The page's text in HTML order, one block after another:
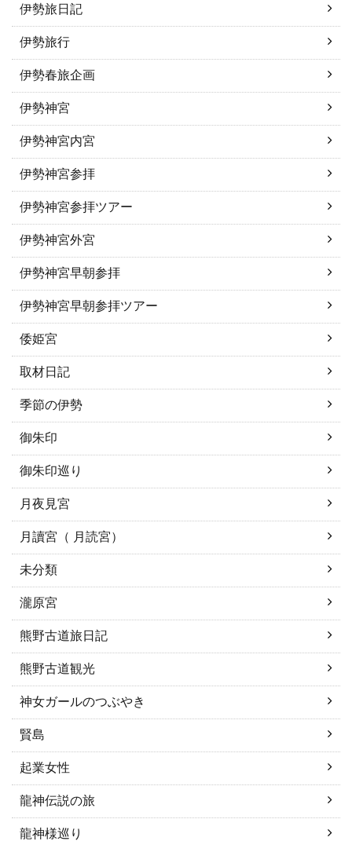
伊勢旅日記
伊勢旅行
伊勢春旅企画
伊勢神宮
伊勢神宮内宮
伊勢神宮参拝
伊勢神宮参拝ツアー
伊勢神宮外宮
伊勢神宮早朝参拝
伊勢神宮早朝参拝ツアー
倭姫宮
取材日記
季節の伊勢
御朱印
御朱印巡り
月夜見宮
月讀宮（ 月読宮）
未分類
瀧原宮
熊野古道旅日記
熊野古道観光
神女ガールのつぶやき
賢島
起業女性
龍神伝説の旅
龍神様巡り